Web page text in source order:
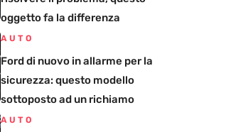
oggetto fa la differenza
AUTO
Ford di nuovo in allarme per la
sicurezza: questo modello
sottoposto ad un richiamo
AUTO